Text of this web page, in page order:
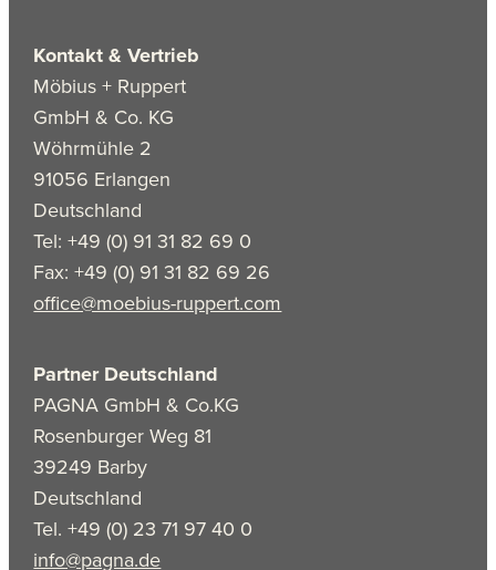
Kontakt & Vertrieb
Möbius + Ruppert
GmbH & Co. KG
Wöhrmühle 2
91056 Erlangen
Deutschland
Tel: +49 (0) 91 31 82 69 0
Fax: +49 (0) 91 31 82 69 26
office@moebius-ruppert.com
Partner Deutschland
PAGNA GmbH & Co.KG
Rosenburger Weg 81
39249 Barby
Deutschland
Tel. +49 (0) 23 71 97 40 0
info@pagna.de